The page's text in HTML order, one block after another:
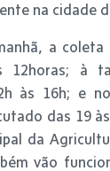
na cidade
a
12horas; à
às 16h; e
das 19
da
vão